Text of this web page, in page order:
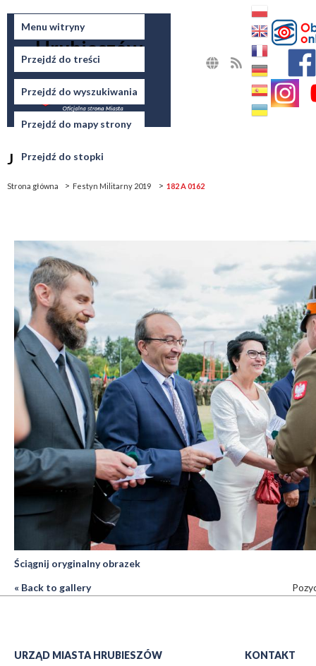
Menu witryny
Przejdź do treści
Przejdź do wyszukiwania
Przejdź do mapy strony
Przejdź do stopki
Miasto
Hrubieszów
Jesteś tutaj
Strona główna Festyn Militarny 2019 182 A 0162
Ściągnij oryginalny obrazek
« Back to gallery
URZĄD MIASTA HRUBIESZÓW KONTAKT